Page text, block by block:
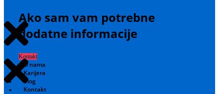
Ako sam vam potrebne
dodatne informacije
Kontakt
O nama
Karijera
Blog
Kontakt